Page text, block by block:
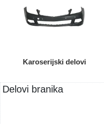
Karoserijski delovi
Delovi branika